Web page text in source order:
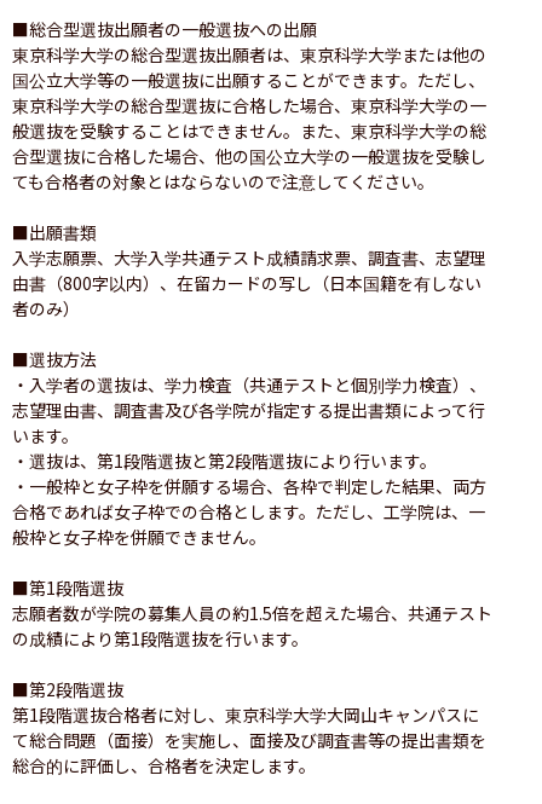
■総合型選抜出願者の一般選抜への出願
東京科学大学の総合型選抜出願者は、東京科学大学または他の
国公立大学等の一般選抜に出願することができます。ただし、
東京科学大学の総合型選抜に合格した場合、東京科学大学の一
般選抜を受験することはできません。また、東京科学大学の総
合型選抜に合格した場合、他の国公立大学の一般選抜を受験し
ても合格者の対象とはならないので注意してください。
■出願書類
入学志願票、大学入学共通テスト成績請求票、調査書、志望理
由書（800字以内）、在留カードの写し（日本国籍を有しない
者のみ）
■選抜方法
・入学者の選抜は、学力検査（共通テストと個別学力検査）、
志望理由書、調査書及び各学院が指定する提出書類によって行
います。
・選抜は、第1段階選抜と第2段階選抜により行います。
・一般枠と女子枠を併願する場合、各枠で判定した結果、両方
合格であれば女子枠での合格とします。ただし、工学院は、一
般枠と女子枠を併願できません。
■第1段階選抜
志願者数が学院の募集人員の約1.5倍を超えた場合、共通テスト
の成績により第1段階選抜を行います。
■第2段階選抜
第1段階選抜合格者に対し、東京科学大学大岡山キャンパスに
て総合問題（面接）を実施し、面接及び調査書等の提出書類を
総合的に評価し、合格者を決定します。